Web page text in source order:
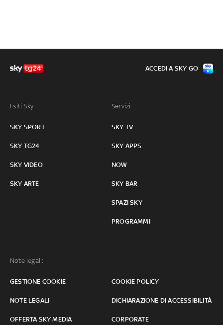
I siti Sky:
SKY SPORT
SKY TG24
SKY VIDEO
SKY ARTE
Servizi:
SKY TV
SKY APPS
NOW
SKY BAR
SPAZI SKY
PROGRAMMI
Note legali:
GESTIONE COOKIE COOKIE POLICY
NOTE LEGALI DICHIARAZIONE DI ACCESSIBILITÀ
OFFERTA SKY MEDIA CORPORATE
ACCEDI A SKY GO